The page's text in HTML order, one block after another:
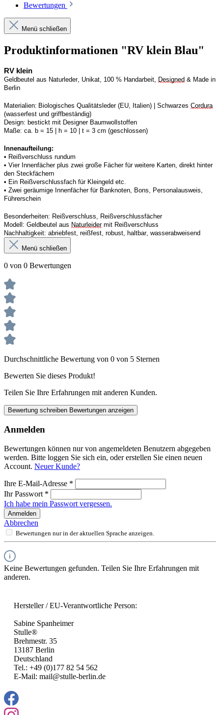
Bewertungen
Menü schließen
Produktinformationen "RV klein Blau"
RV klein
Geldbeutel aus Naturleder, Unikat, 100 % Handarbeit, Designed & Made in
Berlin
Materialien: Biologisches Qualitätsleder (EU, Italien) | Schwarzes Cordura
(wasserfest und griffbeständig)
Design: bestickt mit Designer Baumwollstoffen
Maße: ca. b = 15 | h = 10 | t = 3 cm (geschlossen)
Innenaufteilung:
• Reißverschluss rundum
• Vier Innenfächer plus zwei große Fächer für weitere Karten, direkt hinter
den Steckfächern
• Ein Reißverschlussfach für Kleingeld etc.
• Zwei geräumige Innenfächer für Banknoten, Bons, Personalausweis,
Führerschein
Besonderheiten: Reißverschluss, Reißverschlussfächer
Modell: Geldbeutel aus Naturleider mit Reißverschluss
Nachhaltigkeit: abriebfest, reißfest, robust haltbar, wasserabweisend
Menü schließen
0 von 0 Bewertungen
Durchschnittliche Bewertung von 0 von 5 Sternen
Bewerten Sie dieses Produkt!
Teilen Sie Ihre Erfahrungen mit anderen Kunden.
Bewertung schreiben Bewertungen anzeigen
Anmelden
Bewertungen können nur von angemeldeten Benutzern abgegeben
werden. Bitte loggen Sie sich ein, oder erstellen Sie einen neuen
Account. Neuer Kunde?
Ihre E-Mail-Adresse *
Ihr Passwort *
Ich habe mein Passwort vergessen.
Anmelden
Abbrechen
Bewertungen nur in der aktuellen Sprache anzeigen.
Keine Bewertungen gefunden. Teilen Sie Ihre Erfahrungen mit
anderen.
Hersteller / EU-Verantwortliche Person:
Sabine Spanheimer
Stulle®
Brehmestr. 35
13187 Berlin
Deutschland
Tel.: +49 (0)177 82 54 562
E-Mail: mail@stulle-berlin.de